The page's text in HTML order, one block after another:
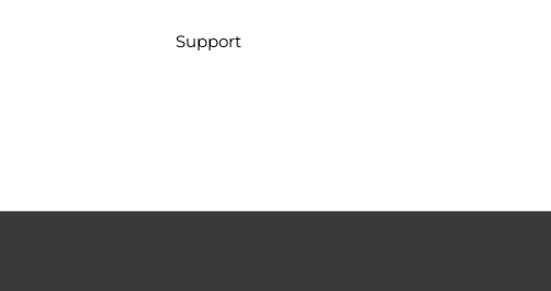
Support